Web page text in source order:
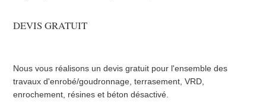
DEVIS GRATUIT
Nous vous réalisons un devis gratuit pour l'ensemble des
travaux d'enrobé/goudronnage, terrasement, VRD,
enrochement, résines et béton désactivé.